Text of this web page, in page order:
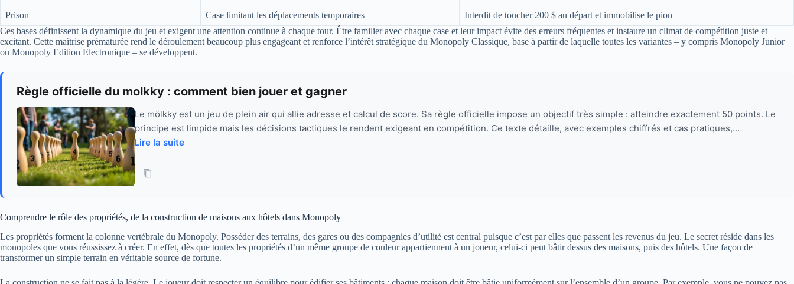
Prison Case limitant les déplacements temporaires
Interdit de toucher 200 $ au départ et immobilise le pion
Ces bases définissent la dynamique du jeu et exigent une attention continue à chaque tour. Être familier avec chaque case et leur impact évite des erreurs fréquentes et instaure un climat de compétition juste et
excitant. Cette maîtrise prématurée rend le déroulement beaucoup plus engageant et renforce l’intérêt stratégique du Monopoly Classique, base à partir de laquelle toutes les variantes – y compris Monopoly Junior
ou Monopoly Edition Electronique – se développent.
Règle officielle du molkky : comment bien jouer et gagner
Le mölkky est un jeu de plein air qui allie adresse et calcul de score. Sa règle officielle impose un objectif très simple : atteindre exactement 50 points. Le
principe est limpide mais les décisions tactiques le rendent exigeant en compétition. Ce texte détaille, avec exemples chiffrés et cas pratiques,...
Lire la suite
Comprendre le rôle des propriétés, de la construction de maisons aux hôtels dans Monopoly
Les propriétés forment la colonne vertébrale du Monopoly. Posséder des terrains, des gares ou des compagnies d’utilité est central puisque c’est par elles que passent les revenus du jeu. Le secret réside dans les
mono­poles que vous réussissez à créer. En effet, dès que toutes les propriétés d’un même groupe de couleur appartiennent à un joueur, celui-ci peut bâtir dessus des maisons, puis des hôtels. Une façon de
transformer un simple terrain en véritable source de fortune.